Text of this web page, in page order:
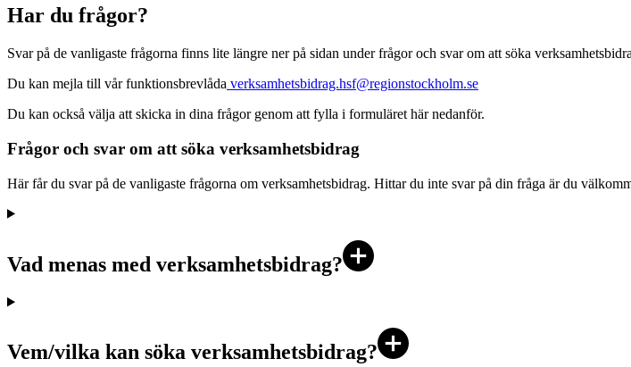
Har du frågor?
Svar på de vanligaste frågorna finns lite längre ner på sidan under frågor och svar om att söka
Du kan mejla till vår funktionsbrevlåda verksamhetsbidrag.hsf@regionstockholm.se
Du kan också välja att skicka in dina frågor genom att fylla i formuläret här nedanför.
Frågor och svar om att söka verksamhetsbidrag
Här får du svar på de vanligaste frågorna om verksamhetsbidrag. Hittar du inte svar på din fråga är du
Vad menas med verksamhetsbidrag?
Vem/vilka kan söka verksamhetsbidrag?